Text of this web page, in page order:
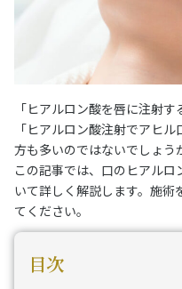
「ヒアルロン酸を唇に注射
「ヒアルロン酸注射でアヒ
方も多いのではないでしょう
この記事では、口のヒアル
いて詳しく解説します。施術
てください。
目次